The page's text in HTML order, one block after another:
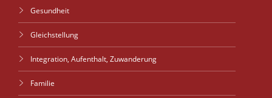
Gesundheit
Gleichstellung
Integration, Aufenthalt, Zuwanderung
Familie